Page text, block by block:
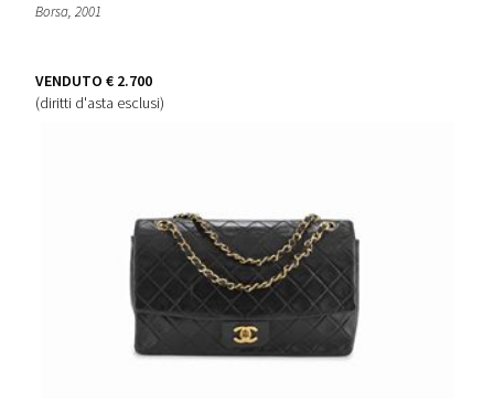
Borsa, 2001
VENDUTO € 2.700
(diritti d'asta esclusi)